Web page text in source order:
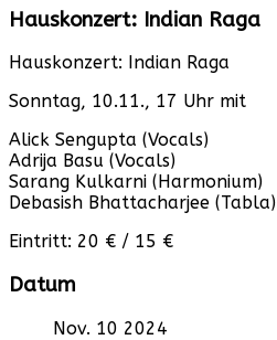
Hauskonzert: Indian Raga
Hauskonzert: Indian Raga
Sonntag, 10.11., 17 Uhr mit
Alick Sengupta (Vocals)
Adrija Basu (Vocals)
Sarang Kulkarni (Harmonium)
Debasish Bhattacharjee (Tabla)
Eintritt: 20 € / 15 €
Datum
Nov. 10 2024